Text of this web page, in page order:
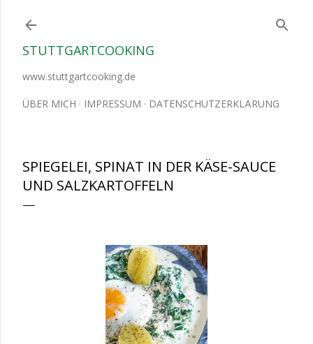
STUTTGARTCOOKING
www.stuttgartcooking.de
ÜBER MICH IMPRESSUM DATENSCHUTZERKLÄRUNG
SPIEGELEI, SPINAT IN DER KÄSE-SAUCE
UND SALZKARTOFFELN